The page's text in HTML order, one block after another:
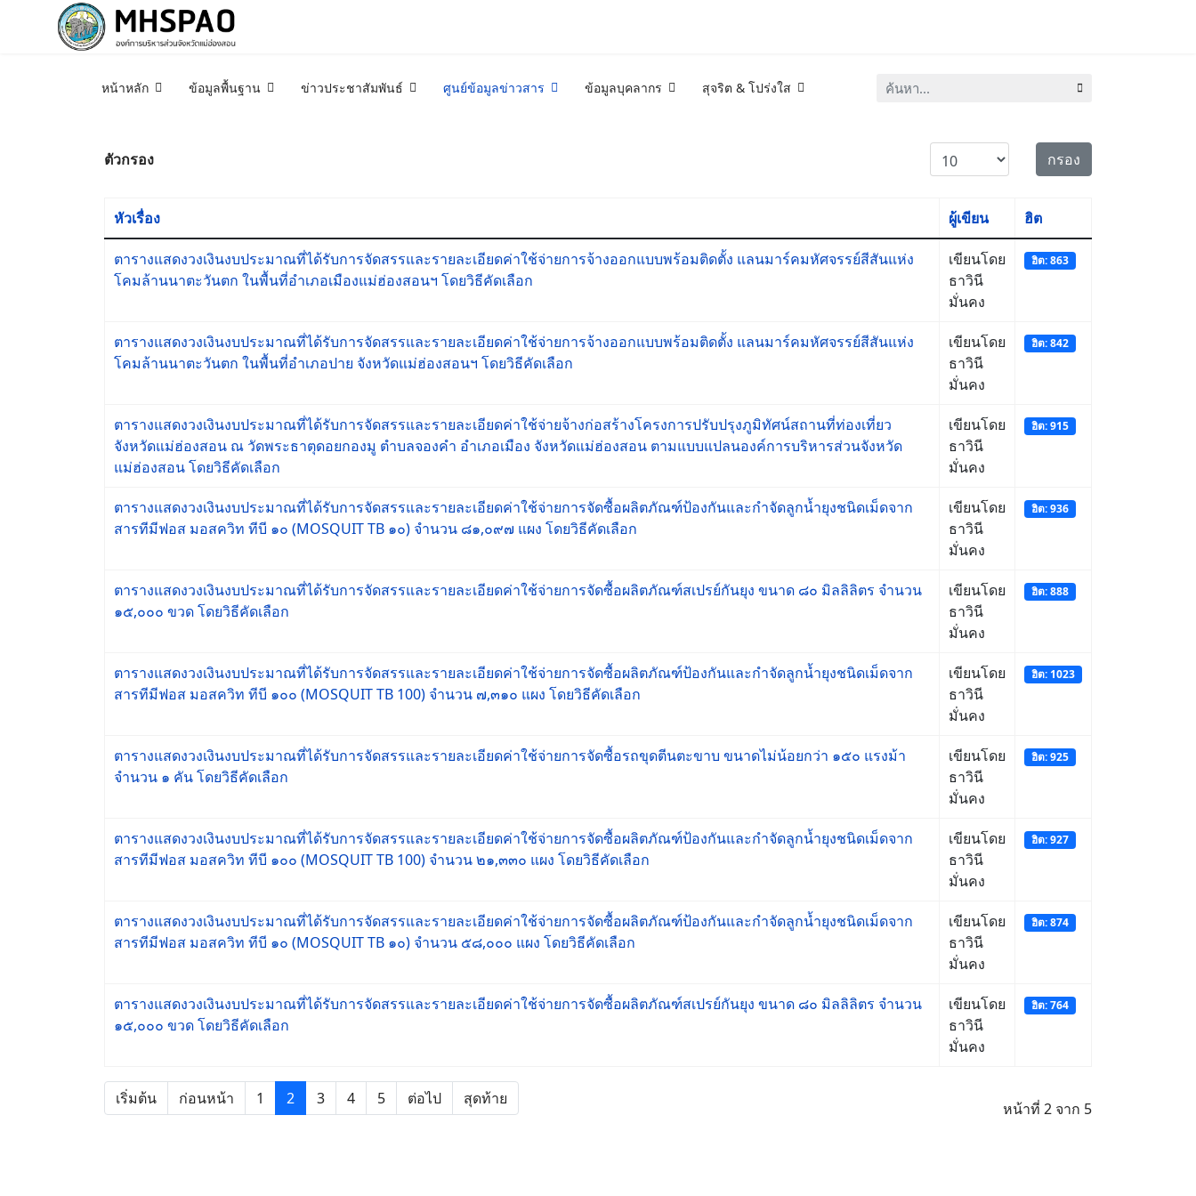
หน้าหลัก ข้อมูลพื้นฐาน ข่าวประชาสัมพันธ์ ศูนย์ข้อมูลข่าวสาร ข้อมูลบุคลากร สุจริต & โปร่งใส ค้นหา...
ตัวกรอง แสดง # กรอง
หัวเรื่อง ผู้เขียน ฮิต
ตารางแสดงวงเงินงบประมาณที่ได้รับการจัดสรรและรายละเอียดค่าใช้จ่ายการจ้างออกแบบพร้อมติดตั้ง แลนมาร์คมหัศจรรย์สีสันแห่ง
โคมล้านนาตะวันตก ในพื้นที่อำเภอเมืองแม่ฮ่องสอนฯ โดยวิธีคัดเลือก
เขียนโดย
ธาวินี
มั่นคง
ฮิต: 863
ตารางแสดงวงเงินงบประมาณที่ได้รับการจัดสรรและรายละเอียดค่าใช้จ่ายการจ้างออกแบบพร้อมติดตั้ง แลนมาร์คมหัศจรรย์สีสันแห่ง
โคมล้านนาตะวันตก ในพื้นที่อำเภอปาย จังหวัดแม่ฮ่องสอนฯ โดยวิธีคัดเลือก
เขียนโดย
ธาวินี
มั่นคง
ฮิต: 842
ตารางแสดงวงเงินงบประมาณที่ได้รับการจัดสรรและรายละเอียดค่าใช้จ่ายจ้างก่อสร้างโครงการปรับปรุงภูมิทัศน์สถานที่ท่องเที่ยว
จังหวัดแม่ฮ่องสอน ณ วัดพระธาตุดอยกองมู ตำบลจองคำ อำเภอเมือง จังหวัดแม่ฮ่องสอน ตามแบบแปลนองค์การบริหารส่วนจังหวัด
แม่ฮ่องสอน โดยวิธีคัดเลือก
เขียนโดย
ธาวินี
มั่นคง
ฮิต: 915
ตารางแสดงวงเงินงบประมาณที่ได้รับการจัดสรรและรายละเอียดค่าใช้จ่ายการจัดซื้อผลิตภัณฑ์ป้องกันและกำจัดลูกน้ำยุงชนิดเม็ดจาก
สารทีมีฟอส มอสควิท ทีบี ๑๐ (MOSQUIT TB ๑๐) จำนวน ๘๑,๐๙๗ แผง โดยวิธีคัดเลือก
เขียนโดย
ธาวินี
มั่นคง
ฮิต: 936
ตารางแสดงวงเงินงบประมาณที่ได้รับการจัดสรรและรายละเอียดค่าใช้จ่ายการจัดซื้อผลิตภัณฑ์สเปรย์กันยุง ขนาด ๘๐ มิลลิลิตร จำนวน
๑๕,๐๐๐ ขวด โดยวิธีคัดเลือก
เขียนโดย
ธาวินี
มั่นคง
ฮิต: 888
ตารางแสดงวงเงินงบประมาณที่ได้รับการจัดสรรและรายละเอียดค่าใช้จ่ายการจัดซื้อผลิตภัณฑ์ป้องกันและกำจัดลูกน้ำยุงชนิดเม็ดจาก
สารทีมีฟอส มอสควิท ทีบี ๑๐๐ (MOSQUIT TB 100) จำนวน ๗,๓๑๐ แผง โดยวิธีคัดเลือก
เขียนโดย
ธาวินี
มั่นคง
ฮิต: 1023
ตารางแสดงวงเงินงบประมาณที่ได้รับการจัดสรรและรายละเอียดค่าใช้จ่ายการจัดซื้อรถขุดตีนตะขาบ ขนาดไม่น้อยกว่า ๑๕๐ แรงม้า
จำนวน ๑ คัน โดยวิธีคัดเลือก
เขียนโดย
ธาวินี
มั่นคง
ฮิต: 925
ตารางแสดงวงเงินงบประมาณที่ได้รับการจัดสรรและรายละเอียดค่าใช้จ่ายการจัดซื้อผลิตภัณฑ์ป้องกันและกำจัดลูกน้ำยุงชนิดเม็ดจาก
สารทีมีฟอส มอสควิท ทีบี ๑๐๐ (MOSQUIT TB 100) จำนวน ๒๑,๓๓๐ แผง โดยวิธีคัดเลือก
เขียนโดย
ธาวินี
มั่นคง
ฮิต: 927
ตารางแสดงวงเงินงบประมาณที่ได้รับการจัดสรรและรายละเอียดค่าใช้จ่ายการจัดซื้อผลิตภัณฑ์ป้องกันและกำจัดลูกน้ำยุงชนิดเม็ดจาก
สารทีมีฟอส มอสควิท ทีบี ๑๐ (MOSQUIT TB ๑๐) จำนวน ๕๘,๐๐๐ แผง โดยวิธีคัดเลือก
เขียนโดย
ธาวินี
มั่นคง
ฮิต: 874
ตารางแสดงวงเงินงบประมาณที่ได้รับการจัดสรรและรายละเอียดค่าใช้จ่ายการจัดซื้อผลิตภัณฑ์สเปรย์กันยุง ขนาด ๘๐ มิลลิลิตร จำนวน
๑๕,๐๐๐ ขวด โดยวิธีคัดเลือก
เขียนโดย
ธาวินี
มั่นคง
ฮิต: 764
เริ่มต้น ก่อนหน้า 1 2 3 4 5 ต่อไป สุดท้าย
หน้าที่ 2 จาก 5